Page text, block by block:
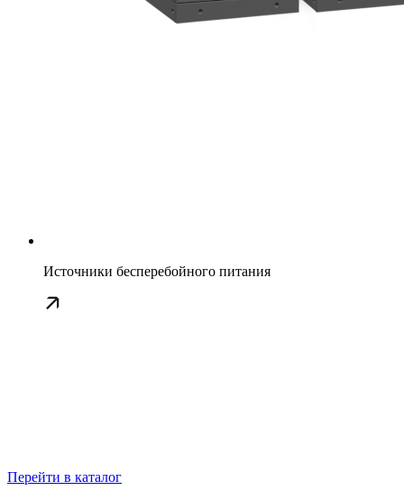
Источники бесперебойного питания
Перейти в каталог